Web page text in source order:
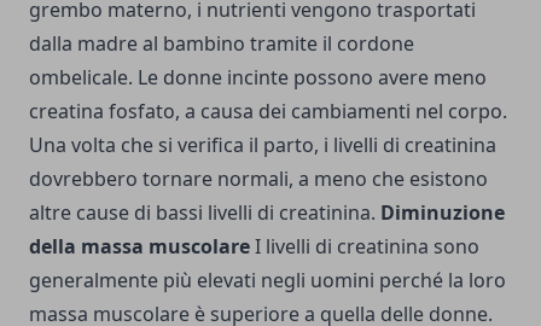
grembo materno, i nutrienti vengono trasportati
dalla madre al bambino tramite il cordone
ombelicale. Le donne incinte possono avere meno
creatina fosfato, a causa dei cambiamenti nel corpo.
Una volta che si verifica il parto, i livelli di creatinina
dovrebbero tornare normali, a meno che esistono
altre cause di bassi livelli di creatinina. Diminuzione
della massa muscolareI livelli di creatinina sono
generalmente più elevati negli uomini perché la loro
massa muscolare è superiore a quella delle donne.